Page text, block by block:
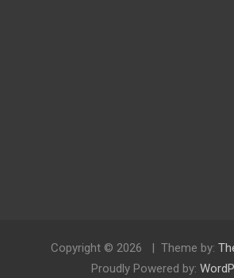
Copyright © 2026 Theme by:
Proudly Powered by: